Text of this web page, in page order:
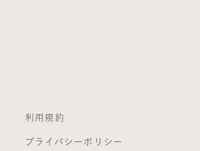
利用規約
プライバシーポリシー